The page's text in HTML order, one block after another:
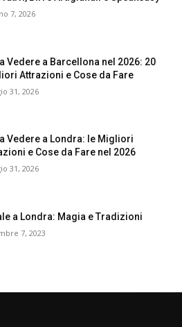
7, 2026
Vedere a Barcellona nel 2026: 20
Attrazioni e Cose da Fare
31, 2026
Vedere a Londra: le Migliori
e Cose da Fare nel 2026
31, 2026
a Londra: Magia e Tradizioni
7, 2023